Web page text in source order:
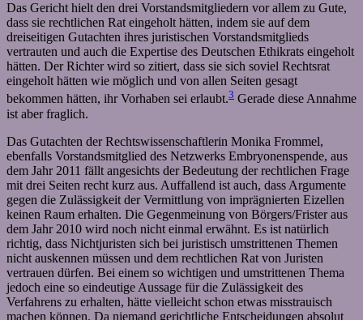
Das Gericht hielt den drei Vorstandsmitgliedern vor allem zu Gute,
dass sie rechtlichen Rat eingeholt hätten, indem sie auf dem
dreiseitigen Gutachten ihres juristischen Vorstandsmitglieds
vertrauten und auch die Expertise des Deutschen Ethikrats eingeholt
hätten. Der Richter wird so zitiert, dass sie sich soviel Rechtsrat
eingeholt hätten wie möglich und von allen Seiten gesagt
bekommen hätten, ihr Vorhaben sei erlaubt.3 Gerade diese Annahme
ist aber fraglich.
Das Gutachten der Rechtswissenschaftlerin Monika Frommel,
ebenfalls Vorstandsmitglied des Netzwerks Embryonenspende, aus
dem Jahr 2011 fällt angesichts der Bedeutung der rechtlichen Frage
mit drei Seiten recht kurz aus. Auffallend ist auch, dass Argumente
gegen die Zulässigkeit der Vermittlung von imprägnierten Eizellen
keinen Raum erhalten. Die Gegenmeinung von Börgers/Frister aus
dem Jahr 2010 wird noch nicht einmal erwähnt. Es ist natürlich
richtig, dass Nichtjuristen sich bei juristisch umstrittenen Themen
nicht auskennen müssen und dem rechtlichen Rat von Juristen
vertrauen dürfen. Bei einem so wichtigen und umstrittenen Thema
jedoch eine so eindeutige Aussage für die Zulässigkeit des
Verfahrens zu erhalten, hätte vielleicht schon etwas misstrauisch
machen können. Da niemand gerichtliche Entscheidungen absolut